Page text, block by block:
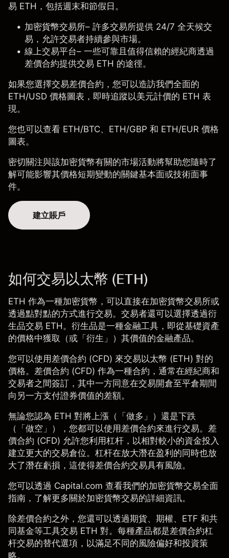
易 ETH，包括週末和節假日。
加密貨幣交易所– 許多交易所提供 24/7 全天候交
易，允許交易者持續參與市場。
線上交易平台– 一些可靠且值得信賴的經紀商透過
差價合約提供交易 ETH 的途徑。
如果您選擇交易差價合約，您可以造訪我們全面的
ETH/USD 價格圖表 ，即時追蹤以美元計價的 ETH 表
現。
您也可以查看 ETH/BTC、ETH/GBP 和 ETH/EUR 價格
圖表。
密切關注與該加密貨幣有關的市場活動將幫助您隨時了
解可能影響其價格短期變動的關鍵基本面或技術面事
件。
建立賬戶
如何交易以太幣 (ETH)
ETH 作為一種加密貨幣，可以直接在加密貨幣交易所或
透過點對點的方式進行交易。交易者還可以選擇透過衍
生品交易 ETH。衍生品是一種金融工具，即從基礎資產
的價格中獲取（或「衍生」）其價值的金融產品。
您可以使用 差價合約 (CFD) 來交易以太幣 (ETH) 對的
價格。差價合約 (CFD) 作為一種合約，通常在經紀商和
交易者之間簽訂，其中一方同意在交易開倉至平倉期間
向另一方支付證券價值的差額。
無論您認為 ETH 對將上漲（「做多」）還是下跌
（「做空」），您都可以使用 差價合約來進行交易。差
價合約 (CFD) 允許您利用杠杆，以相對較小的資金投入
建立更大的交易倉位。杠杆在放大潛在盈利的同時也放
大了潛在虧損，這使得差價合約交易具有風險。
您可以透過 Capital.com 查看我們的加密貨幣交易全面
指南 ，了解更多關於加密貨幣交易的詳細資訊。
除差價合約之外，您還可以透過期貨、期權、ETF 和共
同基金等工具交易 ETH 對。每種產品都是差價合約杠
杆交易的替代選項，以滿足不同的風險偏好和投資策
略。